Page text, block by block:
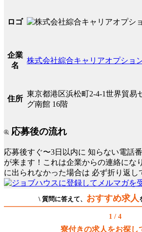
ロゴ
企業
名
株式会社綜合キャリアオプショ
住所
東京都港区浜松町2-4-1世界貿易
グ南館 16階
応募後の流れ
応募後すぐ〜3日以内に 知らない電話
が来ます！これは企業からの連絡にな
に出られなかった場合は 必ず折り返し
\ 質問に答えて、 おすすめ求人
1 / 4
寮付きの求人をお探し